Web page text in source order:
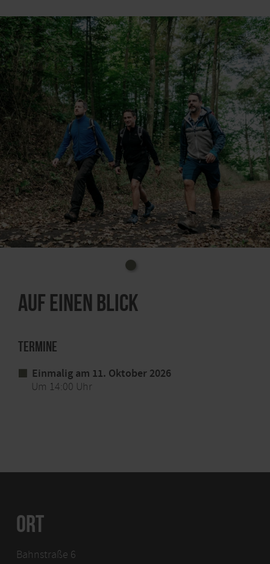
Auf einen Blick
Termine
Einmalig am 11. Oktober 2026
Um 14:00 Uhr
ORT
Bahnstraße 6